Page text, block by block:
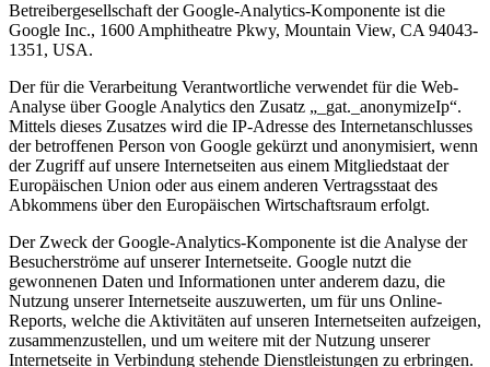
Betreibergesellschaft der Google-Analytics-Komponente ist die
Google Inc., 1600 Amphitheatre Pkwy, Mountain View, CA 94043-
1351, USA.
Der für die Verarbeitung Verantwortliche verwendet für die Web-
Analyse über Google Analytics den Zusatz „_gat._anonymizeIp“.
Mittels dieses Zusatzes wird die IP-Adresse des Internetanschlusses
der betroffenen Person von Google gekürzt und anonymisiert, wenn
der Zugriff auf unsere Internetseiten aus einem Mitgliedstaat der
Europäischen Union oder aus einem anderen Vertragsstaat des
Abkommens über den Europäischen Wirtschaftsraum erfolgt.
Der Zweck der Google-Analytics-Komponente ist die Analyse der
Besucherströme auf unserer Internetseite. Google nutzt die
gewonnenen Daten und Informationen unter anderem dazu, die
Nutzung unserer Internetseite auszuwerten, um für uns Online-
Reports, welche die Aktivitäten auf unseren Internetseiten aufzeigen,
zusammenzustellen, und um weitere mit der Nutzung unserer
Internetseite in Verbindung stehende Dienstleistungen zu erbringen.